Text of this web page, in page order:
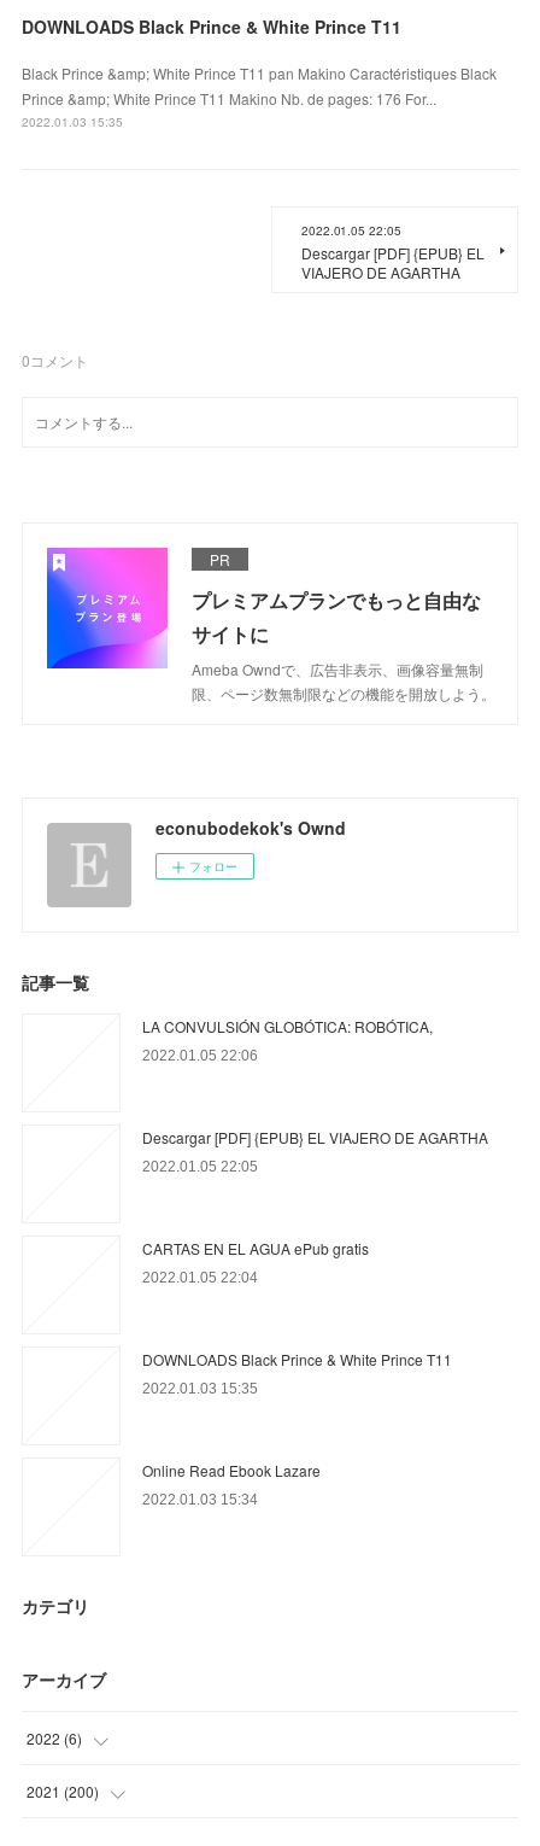
DOWNLOADS Black Prince & White Prince T11
Black Prince &amp; White Prince T11 pan Makino Caractéristiques Black
Prince &amp; White Prince T11 Makino Nb. de pages: 176 For...
2022.01.03 15:35
2022.01.05 22:05
Descargar [PDF] {EPUB} EL
VIAJERO DE AGARTHA
0コメント
PR
プレミアムプランでもっと自由な
サイトに
Ameba Owndで、広告非表示、画像容量無制
限、ページ数無制限などの機能を開放しよう。
econubodekok's Ownd
フォロー
記事一覧
LA CONVULSIÓN GLOBÓTICA: ROBÓTICA,
2022.01.05 22:06
Descargar [PDF] {EPUB} EL VIAJERO DE AGARTHA
2022.01.05 22:05
CARTAS EN EL AGUA ePub gratis
2022.01.05 22:04
DOWNLOADS Black Prince & White Prince T11
2022.01.03 15:35
Online Read Ebook Lazare
2022.01.03 15:34
カテゴリ
アーカイブ
2022 (6)
(6)
2021 (200)